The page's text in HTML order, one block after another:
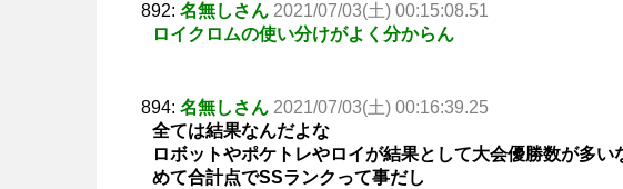
892: 名無しさん 2021/07/03(土) 00:15:08.51
ロイクロムの使い分けがよく分からん
894: 名無しさん 2021/07/03(土) 00:16:39.25
全ては結果なんだよな
ロボットやポケトレやロイが結果として大会優勝数が多
めて合計点でSSランクって事だし